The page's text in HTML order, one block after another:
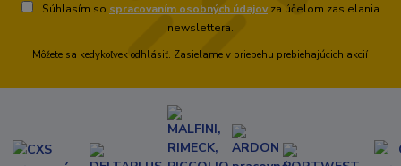
Súhlasím so spracovaním osobných údajovza účelom zasielania
newslettera.
Môžete sa kedykoľvek odhlásiť. Zasielame v priebehu prebiehajúcich akcií